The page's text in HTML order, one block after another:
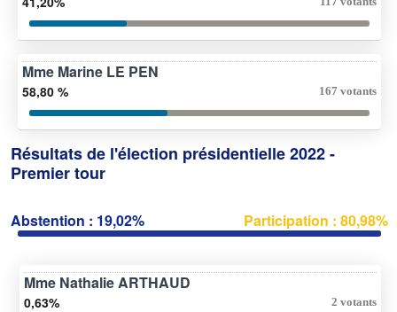
Mme Marine LE PEN
58,80 % 167 votants
Résultats de l'élection présidentielle 2022 -
Premier tour
Abstention : 19,02% Participation : 80,98%
Mme Nathalie ARTHAUD
0,63% 2 votants